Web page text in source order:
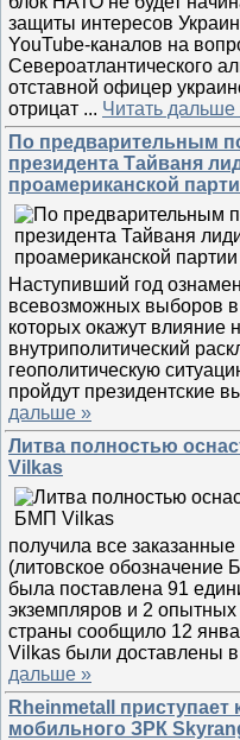
защиты интересов
YouTube-каналов на
Североатлантического
отставной офицер
отрицат ... Читать дальше
По предварительным
президента Тайваня
проамериканской
Наступивший год
всевозможных выборов в
которых окажут влияние
внутриполитический
геополитическую
пройдут президентские
дальше »
Литва полностью
Vilkas
получила все
(литовское
была поставлена 91
экземпляров и 2
страны сообщило 12
Vilkas были доставлены
дальше »
Rheinmetall приступает
мобильного ЗРК